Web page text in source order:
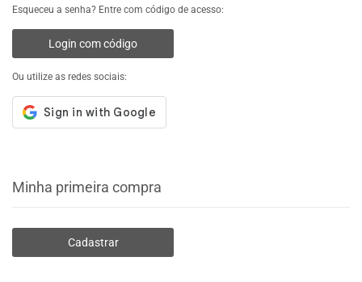
Esqueceu a senha? Entre com código de acesso:
Login com código
Ou utilize as redes sociais:
Minha primeira compra
Cadastrar